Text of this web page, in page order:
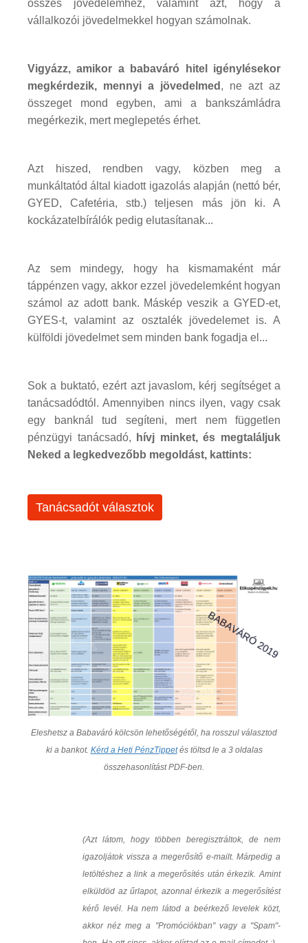
összes jövedelemhez, valamint azt, hogy a
vállalkozói jövedelmekkel hogyan számolnak.
Vigyázz, amikor a babaváró hitel igénylésekor
megkérdezik, mennyi a jövedelmed , ne azt az
összeget mond egyben, ami a bankszámládra
megérkezik, mert meglepetés érhet.
Azt hiszed, rendben vagy, közben meg a
munkáltatód által kiadott igazolás alapján (nettó bér,
GYED, Cafetéria, stb.) teljesen más jön ki. A
kockázatelbírálók pedig elutasítanak...
Az sem mindegy, hogy ha kismamaként már
táppénzen vagy, akkor ezzel jövedelemként hogyan
számol az adott bank. Máskép veszik a GYED-et,
GYES-t, valamint az osztalék jövedelemet is. A
külföldi jövedelmet sem minden bank fogadja el...
Sok a buktató, ezért azt javaslom, kérj segítséget a
tanácsadódtól. Amennyiben nincs ilyen, vagy csak
egy banknál tud segíteni, mert nem független
pénzügyi tanácsadó,
hívj minket, és megtaláljuk
Neked a legkedvezőbb megoldást, kattints:
Tanácsadót választok
Eleshetsz a Babaváró kölcsön lehetőségétől, ha rosszul választod
ki a bankot. Kérd a Heti PénzTippetés töltsd le a 3 oldalas
összehasonlítást PDF-ben.
(Azt látom, hogy többen beregisztráltok, de nem
igazoljátok vissza a megerősítő e-mailt. Márpedig a
letöltéshez a link a megerősítés után érkezik. Amint
elküldöd az űrlapot, azonnal érkezik a megerősítést
kérő levél. Ha nem látod a beérkező levelek közt,
akkor néz meg a "Promóciókban" vagy a "Spam"-